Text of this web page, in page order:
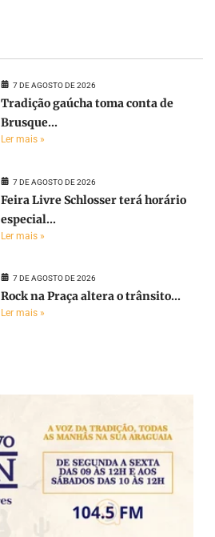
7 DE AGOSTO DE 2026
Tradição gaúcha toma conta de
Brusque...
Ler mais »
7 DE AGOSTO DE 2026
Feira Livre Schlosser terá horário
especial...
Ler mais »
7 DE AGOSTO DE 2026
Rock na Praça altera o trânsito...
Ler mais »